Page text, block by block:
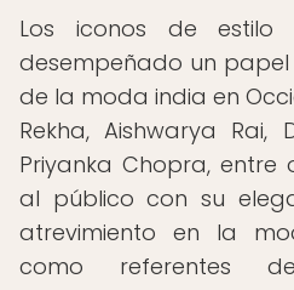
Los iconos de estilo
desempeñado un
de la moda india en
Rekha, Aishwarya Rai,
Priyanka Chopra,
al público con su
atrevimiento en la
como referentes